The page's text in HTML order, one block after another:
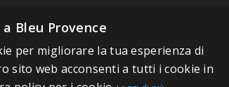
Bleu Provence
per migliorare la tua esperienza di
sito web acconsenti a tutti i cookie in